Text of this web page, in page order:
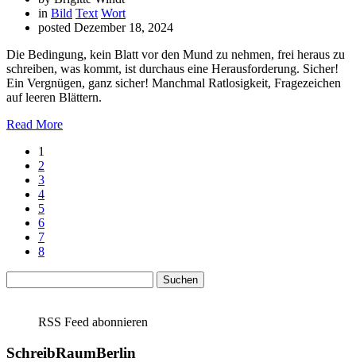
in Bild Text Wort
posted Dezember 18, 2024
Die Bedingung, kein Blatt vor den Mund zu nehmen, frei heraus zu
schreiben, was kommt, ist durchaus eine Herausforderung. Sicher!
Ein Vergnügen, ganz sicher! Manchmal Ratlosigkeit, Fragezeichen
auf leeren Blättern.
Read More
1
2
3
4
5
6
7
8
nach:
RSS Feed abonnieren
SchreibRaumBerlin